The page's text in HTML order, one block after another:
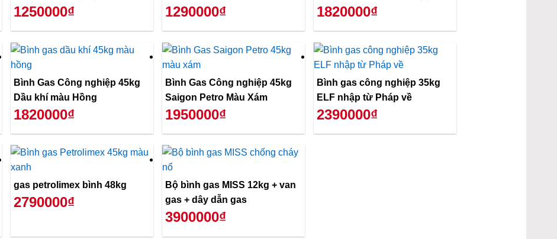
1250000₫ 1290000₫ 1820000₫
Bình Gas Công nghiệp 45kg
Dầu khí màu Hồng
1820000₫
Bình Gas Công nghiệp 45kg
Saigon Petro Màu Xám
1950000₫
Bình gas công nghiệp 35kg
ELF nhập từ Pháp về
2390000₫
gas petrolimex bình 48kg
2790000₫
Bộ bình gas MISS 12kg + van
gas + dây dẫn gas
3900000₫